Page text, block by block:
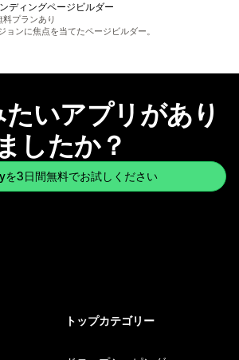
ディングページビルダー
3971件
料プランあり
ョンに焦点を当てたページビルダー。
いアプリがあり
ましたか？
を3日間無料でお試しください
トップカテゴリー